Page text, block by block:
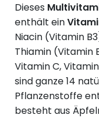
Dieses
enthält ein
Niacin (Vitamin
Thiamin (Vitamin
Vitamin C,
sind ganze 14
Pflanzenstoffe
besteht aus